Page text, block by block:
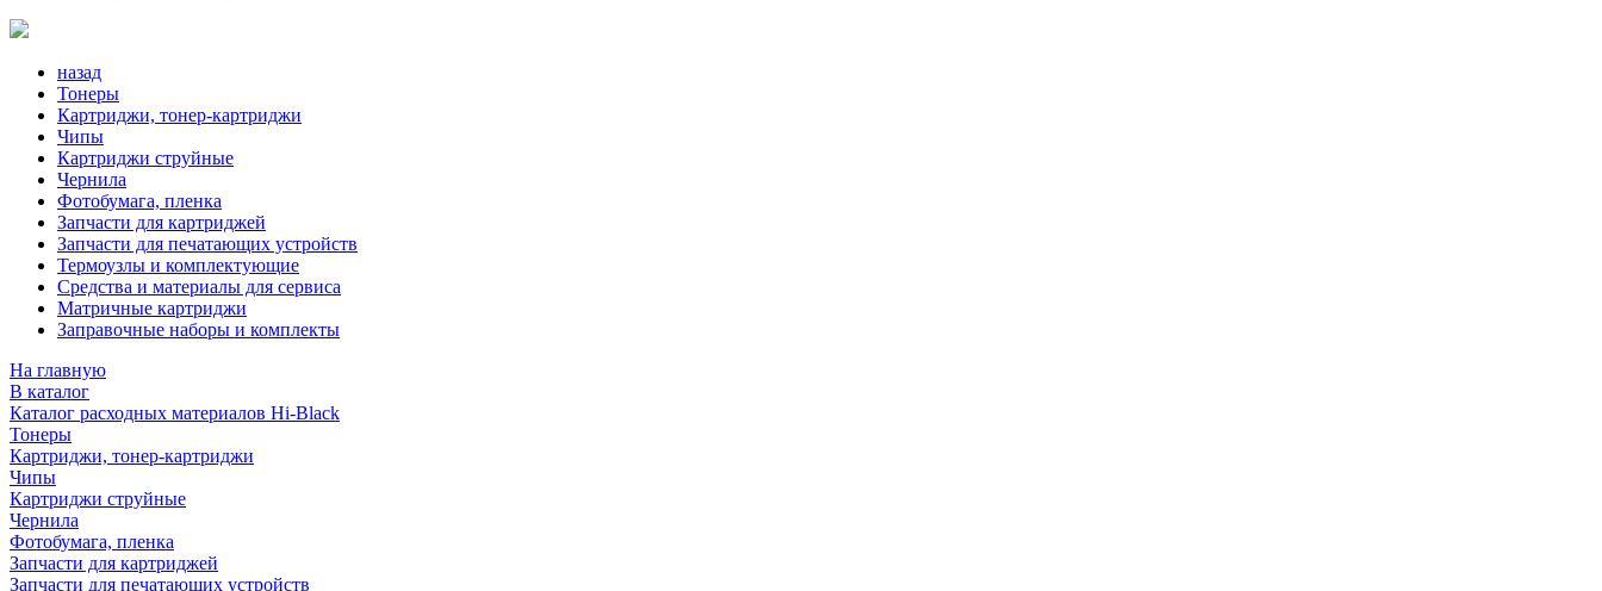
назад
Тонеры
Картриджи, тонер-картриджи
Чипы
Картриджи струйные
Чернила
Фотобумага, пленка
Запчасти для картриджей
Запчасти для печатающих устройств
Термоузлы и комплектующие
Средства и материалы для сервиса
Матричные картриджи
Заправочные наборы и комплекты
На главную
В каталог
Каталог расходных материалов Hi-Black
Тонеры
Картриджи, тонер-картриджи
Чипы
Картриджи струйные
Чернила
Фотобумага, пленка
Запчасти для картриджей
Запчасти для печатающих устройств